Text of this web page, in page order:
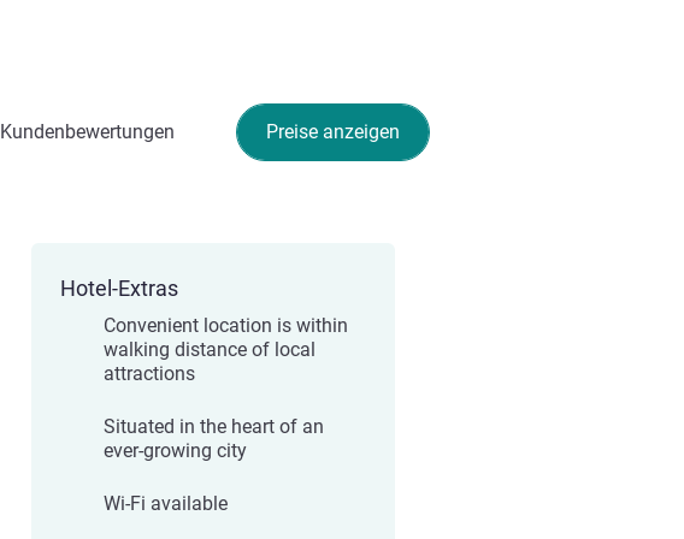
Preise anzeigen
Kundenbewertungen
Hotel-Extras
Convenient location is within
walking distance of local
attractions
Situated in the heart of an
ever-growing city
Wi-Fi available